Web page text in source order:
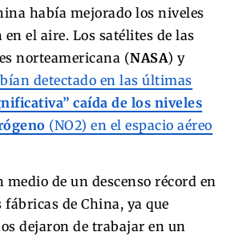
había mejorado los niveles
el aire. Los satélites de las
norteamericana (NASA) y
detectado en las últimas
caída de los niveles
(NO2) en el espacio aéreo
medio de un descenso récord en
de China, ya que
dejaron de trabajar en un